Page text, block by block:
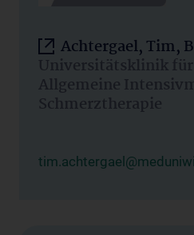
Achtergael, Tim,
Universitätsklinik für
Allgemeine
Schmerztherapie